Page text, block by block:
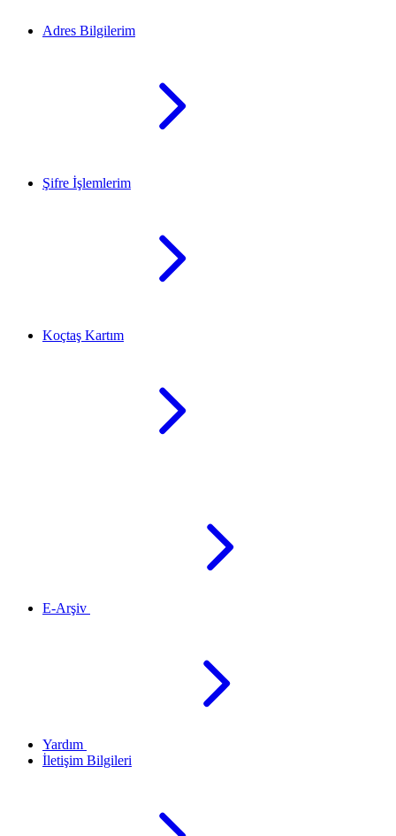
Adres Bilgilerim
Şifre İşlemlerim
Koçtaş Kartım
E-Arşiv
Yardım
İletişim Bilgileri